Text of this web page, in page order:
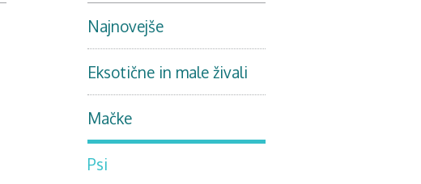
Najnovejše
Eksotične in male živali
Mačke
Psi